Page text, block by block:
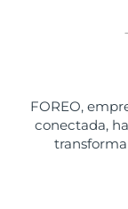
FOREO,
conectada,